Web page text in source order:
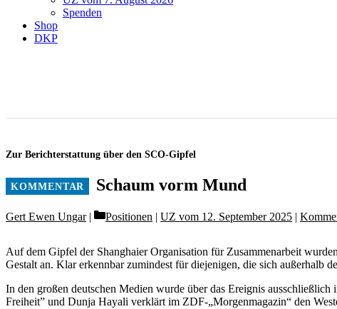
Spenden
Shop
DKP
Zur Berichterstattung über den SCO-Gipfel
Schaum vorm Mund
Gert Ewen Ungar Categories
Positionen | UZ vom 12. September 2025 |
Auf dem Gipfel der Shanghaier Organisation für Zusammenarbeit
Gestalt an. Klar erkennbar zumindest für diejenigen, die sich außerhalb
In den großen deutschen Medien wurde über das Ereignis
Freiheit” und Dunja Hayali verklärt im ZDF-„Morgenmagazin“ den